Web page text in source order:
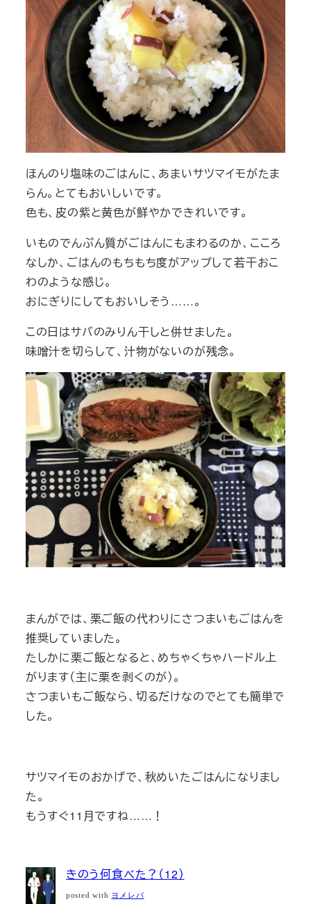
ほんのり塩味のごはんに、あまいサツマイモがたま
らん。とてもおいしいです。
色も、皮の紫と黄色が鮮やかできれいです。
いものでんぷん質がごはんにもまわるのか、こころ
なしか、ごはんのもちもち度がアップして若干おこ
わのような感じ。
おにぎりにしてもおいしそう……。
この日はサバのみりん干しと併せました。
味噌汁を切らして、汁物がないのが残念。
まんがでは、栗ご飯の代わりにさつまいもごはんを
推奨していました。
たしかに栗ご飯となると、めちゃくちゃハードル上
がります（主に栗を剥くのが）。
さつまいもご飯なら、切るだけなのでとても簡単で
した。
サツマイモのおかげで、秋めいたごはんになりまし
た。
もうすぐ11月ですね……！
きのう何食べた？（12）
posted with ヨメレバ